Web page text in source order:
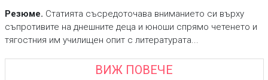
Резюме. Статията съсредоточава вниманието си върху
съпротивите на днешните деца и юноши спрямо четенето и
тягостния им училищен опит с литературата...
ВИЖ ПОВЕЧЕ